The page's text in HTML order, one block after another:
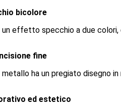
bicolore
un effetto specchio a due colori,
fine
metallo ha un pregiato disegno
ed estetico